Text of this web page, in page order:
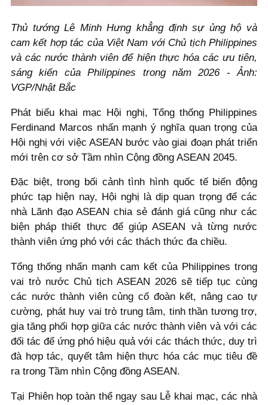
Thủ tướng Lê Minh Hưng khẳng định sự ủng hộ và
cam kết hợp tác của Việt Nam với Chủ tịch Philippines
và các nước thành viên để hiện thực hóa các ưu tiên,
sáng kiến của Philippines trong năm 2026 - Ảnh:
VGP/Nhật Bắc
Phát biểu khai mạc Hội nghị, Tổng thống Philippines
Ferdinand Marcos nhấn mạnh ý nghĩa quan trọng của
Hội nghị với việc ASEAN bước vào giai đoạn phát triển
mới trên cơ sở Tầm nhìn Cộng đồng ASEAN 2045.
Đặc biệt, trong bối cảnh tình hình quốc tế biến động
phức tạp hiện nay, Hội nghị là dịp quan trọng để các
nhà Lãnh đạo ASEAN chia sẻ đánh giá cũng như các
biện pháp thiết thực để giúp ASEAN và từng nước
thành viên ứng phó với các thách thức đa chiều.
Tổng thống nhấn mạnh cam kết của Philippines trong
vai trò nước Chủ tịch ASEAN 2026 sẽ tiếp tục cùng
các nước thành viên củng cố đoàn kết, nâng cao tự
cường, phát huy vai trò trung tâm, tinh thần tương trợ,
gia tăng phối hợp giữa các nước thành viên và với các
đối tác để ứng phó hiệu quả với các thách thức, duy trì
đà hợp tác, quyết tâm hiện thực hóa các mục tiêu đề
ra trong Tầm nhìn Cộng đồng ASEAN.
Tại Phiên họp toàn thể ngay sau Lễ khai mạc, các nhà